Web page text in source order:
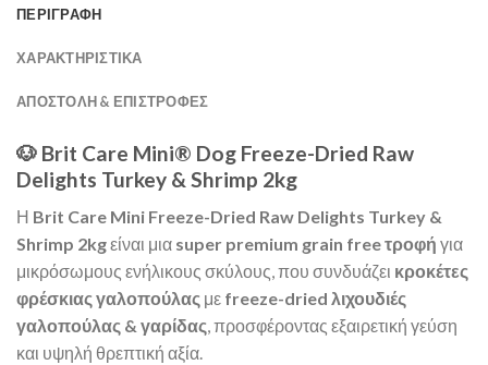
ΠΕΡΙΓΡΑΦΗ
ΧΑΡΑΚΤΗΡΙΣΤΙΚΑ
ΑΠΟΣΤΟΛΉ & ΕΠΙΣΤΡΟΦΈΣ
🐶 Brit Care Mini® Dog Freeze-Dried Raw
Delights Turkey & Shrimp 2kg
Η Brit Care Mini Freeze-Dried Raw Delights Turkey &
Shrimp 2kgείναι μια super premium grain free τροφή για
μικρόσωμους ενήλικους σκύλους, που συνδυάζει κροκέτες
φρέσκιας γαλοπούλας με freeze-dried λιχουδιές
γαλοπούλας & γαρίδας, προσφέροντας εξαιρετική γεύση
και υψηλή θρεπτική αξία.